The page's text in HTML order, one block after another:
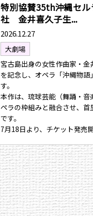
特別協賛35th沖縄セ
社 金井喜久子生...
2026.12.27
大劇場
宮古島出身の女性作曲家・
を記念し、オペラ「沖縄物語
す。
本作は、琉球芸能（舞踊・音
ペラの枠組みと融合させ、
です。
7月18日より、チケット発売